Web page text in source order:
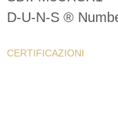
D-U-N-S ®
CERTIFICAZIONI